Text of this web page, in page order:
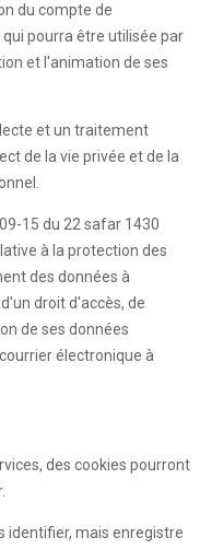
du compte de
qui pourra être utilisée par
et l'animation de ses
et un traitement
de la vie privée et de la
15 du 22 safar 1430
à la protection des
des données à
droit d'accès, de
de ses données
électronique à
des cookies pourront
identifier, mais enregistre